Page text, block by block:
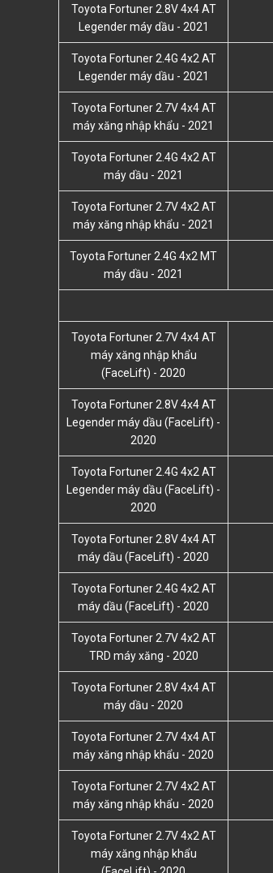
Toyota Fortuner 2.8V 4x4 AT
Legender máy dầu - 2021
Toyota Fortuner 2.4G 4x2 AT
Legender máy dầu - 2021
Toyota Fortuner 2.7V 4x4 AT
máy xăng nhập khẩu - 2021
Toyota Fortuner 2.4G 4x2 AT
máy dầu - 2021
Toyota Fortuner 2.7V 4x2 AT
máy xăng nhập khẩu - 2021
Toyota Fortuner 2.4G 4x2 MT
máy dầu - 2021
Toyota Fortuner 2.7V 4x4 AT
máy xăng nhập khẩu
(FaceLift) - 2020
Toyota Fortuner 2.8V 4x4 AT
Legender máy dầu (FaceLift) -
2020
Toyota Fortuner 2.4G 4x2 AT
Legender máy dầu (FaceLift) -
2020
Toyota Fortuner 2.8V 4x4 AT
máy dầu (FaceLift) - 2020
Toyota Fortuner 2.4G 4x2 AT
máy dầu (FaceLift) - 2020
Toyota Fortuner 2.7V 4x2 AT
TRD máy xăng - 2020
Toyota Fortuner 2.8V 4x4 AT
máy dầu - 2020
Toyota Fortuner 2.7V 4x4 AT
máy xăng nhập khẩu - 2020
Toyota Fortuner 2.7V 4x2 AT
máy xăng nhập khẩu - 2020
Toyota Fortuner 2.7V 4x2 AT
máy xăng nhập khẩu